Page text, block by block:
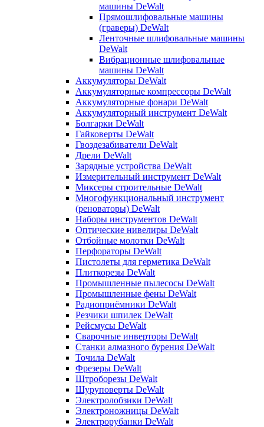
машины DeWalt
Прямошлифовальные машины
(граверы) DeWalt
Ленточные шлифовальные машины
DeWalt
Вибрационные шлифовальные
машины DeWalt
Аккумуляторы DeWalt
Аккумуляторные компрессоры DeWalt
Аккумуляторные фонари DeWalt
Аккумуляторный инструмент DeWalt
Болгарки DeWalt
Гайковерты DeWalt
Гвоздезабиватели DeWalt
Дрели DeWalt
Зарядные устройства DeWalt
Измерительный инструмент DeWalt
Миксеры строительные DeWalt
Многофункциональный инструмент
(реноваторы) DeWalt
Наборы инструментов DeWalt
Оптические нивелиры DeWalt
Отбойные молотки DeWalt
Перфораторы DeWalt
Пистолеты для герметика DeWalt
Плиткорезы DeWalt
Промышленные пылесосы DeWalt
Промышленные фены DeWalt
Радиоприёмники DeWalt
Резчики шпилек DeWalt
Рейсмусы DeWalt
Сварочные инверторы DeWalt
Станки алмазного бурения DeWalt
Точила DeWalt
Фрезеры DeWalt
Штроборезы DeWalt
Шуруповерты DeWalt
Электролобзики DeWalt
Электроножницы DeWalt
Электрорубанки DeWalt